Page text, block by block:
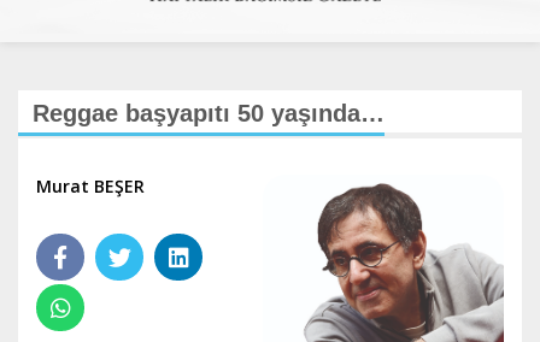
Reggae başyapıtı 50 yaşında…
Murat BEŞER